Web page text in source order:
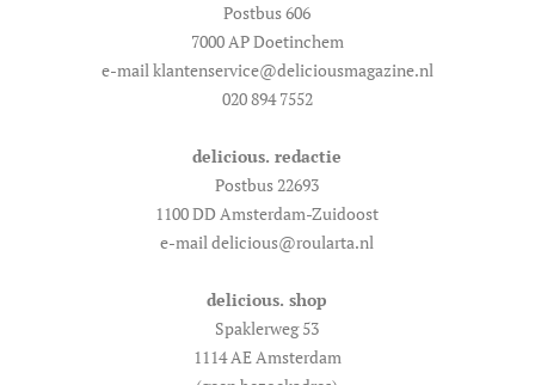
Postbus 606
7000 AP Doetinchem
e-mail klantenservice@deliciousmagazine.nl
020 894 7552
delicious. redactie
Postbus 22693
1100 DD Amsterdam-Zuidoost
e-mail delicious@roularta.nl
delicious. shop
Spaklerweg 53
1114 AE Amsterdam